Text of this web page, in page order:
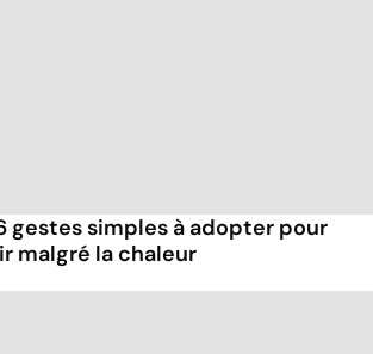
gestes simples à adopter pour
malgré la chaleur